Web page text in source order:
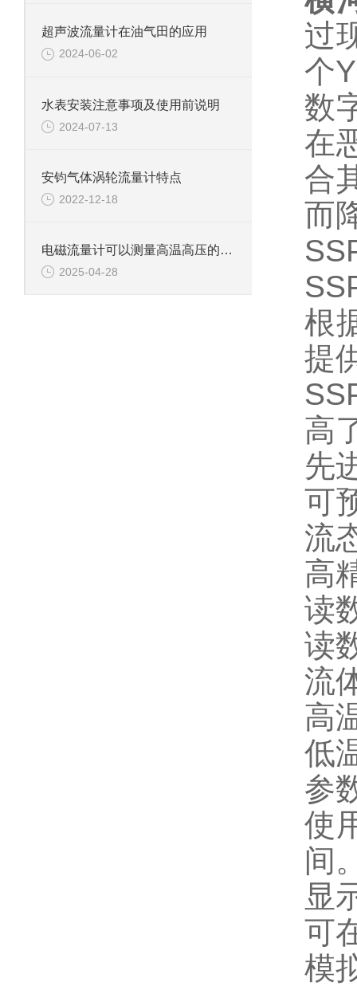
超声波流量计在油气田的应用
2024-06-02
水表安装注意事项及使用前说明
2024-07-13
安钧气体涡轮流量计特点
2022-12-18
电磁流量计可以测量高温高压的液体吗?
2025-04-28
过
个
数
在
合
而
根
提
高
先
可
流
高
读
读
流
高
低
参
使
间
显
可
模